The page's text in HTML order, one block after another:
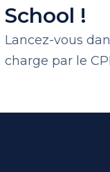
School !
Lancez-vous
charge par le